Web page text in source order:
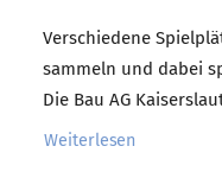
Verschiedene
sammeln und dabei
Die Bau AG
Weiterlesen